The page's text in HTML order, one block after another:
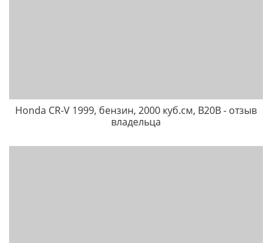
Honda CR-V 1999, бензин, 2000 куб.см, B20B - отзыв
владельца